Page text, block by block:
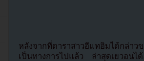
หลังจากที่ดาราสาวอีแทอิมได้กล่าว
เป็นทางการไปแล้ว ล่าสุดเยวอน